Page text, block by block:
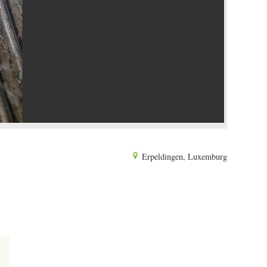
Erpeldingen, Luxemburg